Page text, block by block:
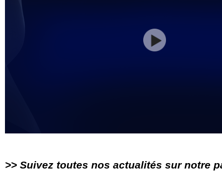
>> Suivez toutes nos actualités sur notre